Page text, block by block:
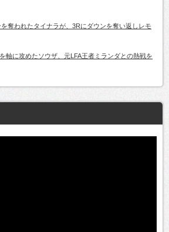
を奪われたタイナラが、3Rにダウンを奪い返しレモ
軸に攻めたソウザ、元LFA王者ミランダとの熱戦を